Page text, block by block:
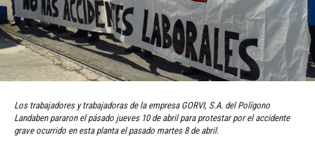
Los trabajadores y trabajadoras de la empresa GORVI, S.A. del Polígono
Landaben pararon el pásado jueves 10 de abril para protestar por el accidente
grave ocurrido en esta planta el pasado martes 8 de abril.